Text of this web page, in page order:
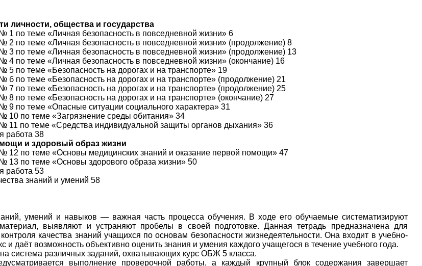
личности, общества и государства
1 по теме «Личная безопасность в повседневной жизни» 6
2 по теме «Личная безопасность в повседневной жизни» (продолжение) 8
3 по теме «Личная безопасность в повседневной жизни» (продолжение) 13
4 по теме «Личная безопасность в повседневной жизни» (окончание) 16
5 по теме «Безопасность на дорогах и на транспорте» 19
б по теме «Безопасность на дорогах и на транспорте» (продолжение) 21
7 по теме «Безопасность на дорогах и на транспорте» (продолжение) 25
8 по теме «Безопасность на дорогах и на транспорте» (окончание) 27
9 по теме «Опасные ситуации социального характера» 31
10 по теме «Загрязнение среды обитания» 34
11 по теме «Средства индивидуальной защиты органов дыхания» 36
работа 38
и здоровый образ жизни
12 по теме «Основы медицинских знаний и оказание первой помощи» 47
13 по теме «Основы здорового образа жизни» 50
работа 53
знаний и умений 58
умений и навыков — важная часть процесса обучения. В ходе его обучаемые систематизируют
выявляют и устраняют пробелы в своей подготовке. Данная тетрадь предназначена для
контроля качества знаний учащихся по основам безопасности жизнедеятельности. Она входит в учебно-
и даёт возможность объективно оценить знания и умения каждого учащегося в течение учебного года.
система различных заданий, охватывающих курс ОБЖ 5 класса.
выполнение проверочной работы, а каждый крупный блок содержания завершает